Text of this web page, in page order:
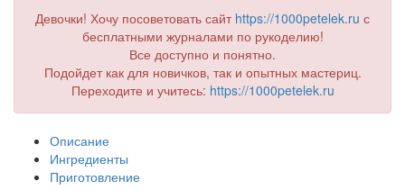
Девочки! Хочу посоветовать сайт https://1000petelek.ru с
бесплатными журналами по рукоделию!
Все доступно и понятно.
Подойдет как для новичков, так и опытных мастериц.
Переходите и учитесь: https://1000petelek.ru
Описание
Ингредиенты
Приготовление